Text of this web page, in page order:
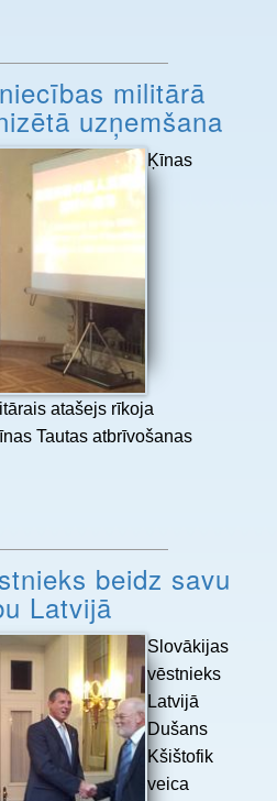
militārā
uzņemšana
Ķīnas
atašejs rīkoja
Tautas atbrīvošanas
beidz savu
Latvijā
Slovākijas
vēstnieks
Latvijā
Dušans
Kšištofik
veica